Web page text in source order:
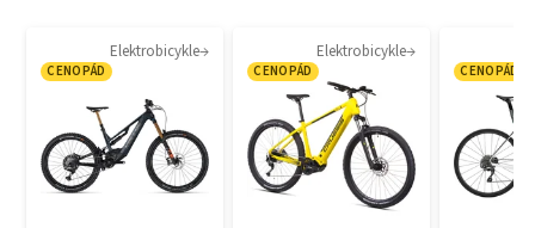
Elektrobicykle
CENOPÁD
Elektrobicykle
CENOPÁD CENOPÁD